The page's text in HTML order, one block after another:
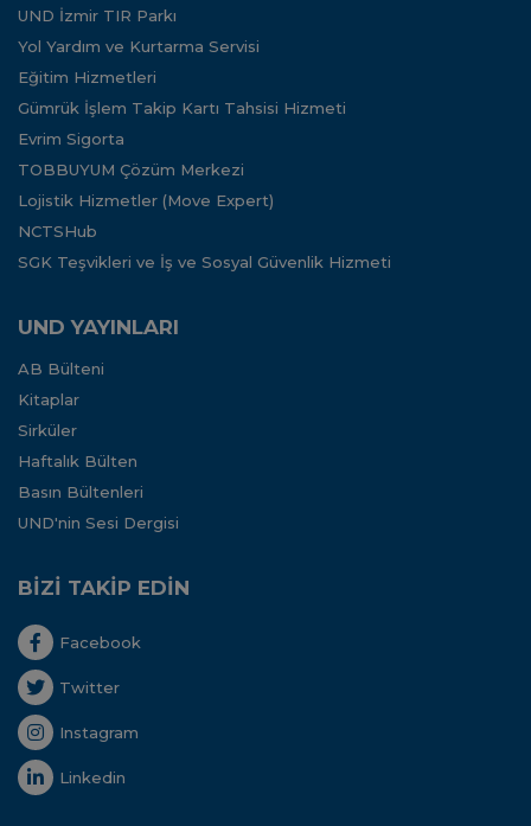
UND İzmir TIR Parkı
Yol Yardım ve Kurtarma Servisi
Eğitim Hizmetleri
Gümrük İşlem Takip Kartı Tahsisi Hizmeti
Evrim Sigorta
TOBBUYUM Çözüm Merkezi
Lojistik Hizmetler (Move Expert)
NCTSHub
SGK Teşvikleri ve İş ve Sosyal Güvenlik Hizmeti
UND YAYINLARI
AB Bülteni
Kitaplar
Sirküler
Haftalık Bülten
Basın Bültenleri
UND'nin Sesi Dergisi
BİZİ TAKİP EDİN
Facebook
Twitter
Instagram
Linkedin